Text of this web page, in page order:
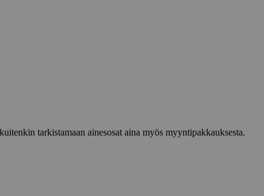
tarkistamaan ainesosat aina myös myyntipakkauksesta.